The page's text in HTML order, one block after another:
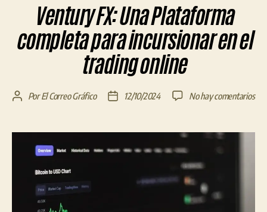
Ventury FX: Una Plataforma
completa para incursionar en el
trading online
Autor
entrada
PorEl Correo Gráfico
Fecha
entrada
12/10/2024 No hay comentariosen
Una